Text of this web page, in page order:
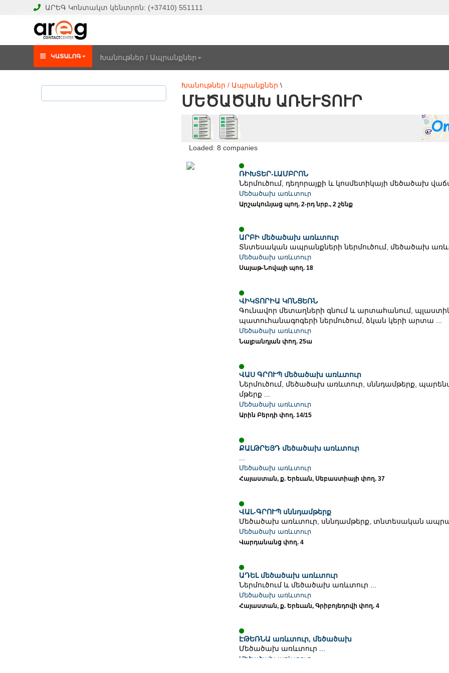
ԱՐԵԳ Կոնտակտ կենտրոն: (+37410) 551111
Խանութներ / Ապրանքներ
Խանութներ / Ապրանքներ \
ՄԵԾԱԾԱԽ ԱՌԵՒՏՈՒՐ
Loaded: 8 companies
ՌԻԽՏԵՐ-ԼԱՄԲՐՈՆ
Ներմուծում, դեղորայքի և կոսմետիկայի մեծածախ
Մեծածախ առևտուր
Արշակունյաց պող. 2-րդ նրբ., 2 շենք
ԱՐԲԻ մեծածախ առևտուր
Տնտեսական ապրանքների ներմուծում, մեծածախ
Մեծածախ առևտուր
Սայաթ-Նովայի պող. 18
ՎԻԿՏՈՐԻԱ ԿՈՆՑԵՌՆ
Գունավոր մետաղների գնում և արտահանում,
պատուհանագոգերի ներմուծում, ձկան կերի արտա ...
Մեծածախ առևտուր
Նալբանդյան փող. 25ա
ՎԱՍ ԳՐՈՒՊ մեծածախ առևտուր
Ներմուծում, մեծածախ առևտուր, սննդամթերք,
մթերք ...
Մեծածախ առևտուր
Արին Բերդի փող. 14/15
ՔԱԼԹՐԵՅԴ մեծածախ առևտուր
Մեծածախ առևտուր
Հայաստան, ք. Երեւան, Սեբաստիայի փող. 37
ՎԱԼ-ԳՐՈՒՊ սննդամթերք
Մեծածախ առևտուր, սննդամթերք, տնտեսական
Մեծածախ առևտուր
Վարդանանց փող. 4
ԱԴԵԼ մեծածախ առևտուր
Ներմուծում և մեծածախ առևտուր ...
Մեծածախ առևտուր
Հայաստան, ք. Երեւան, Գրիբոյեդովի փող. 4
ԷԹԵՌՆԱ առևտուր, մեծածախ
Մեծածախ առևտուր ...
Մեծածախ առևտուր